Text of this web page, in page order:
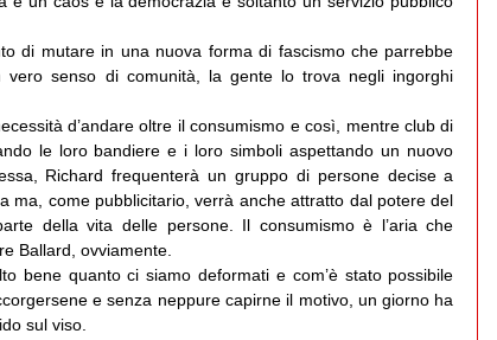
di mutare in una nuova forma di fascismo che parrebbe
vero senso di comunità, la gente lo trova negli ingorghi
d’andare oltre il consumismo e così, mentre club di
le loro bandiere e i loro simboli aspettando un nuovo
Richard frequenterà un gruppo di persone decise a
ma, come pubblicitario, verrà anche attratto dal potere del
della vita delle persone. Il consumismo è l’aria che
Ballard, ovviamente.
bene quanto ci siamo deformati e com’è stato possibile
e senza neppure capirne il motivo, un giorno ha
sul viso.